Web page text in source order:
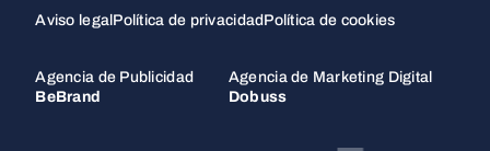
Aviso legal Política de privacidad Política de cookies
Agencia de Publicidad
BeBrand
Agencia de Marketing Digital
Dobuss